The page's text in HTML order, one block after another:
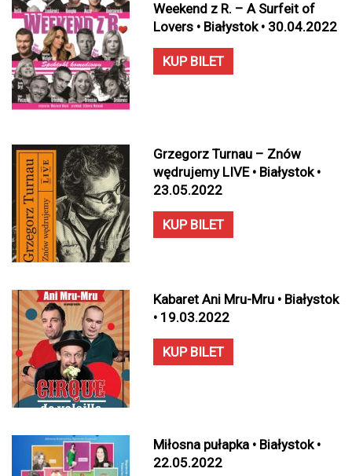
Weekend z R. – A Surfeit of
Lovers • Białystok • 30.04.2022
KUP BILET
Grzegorz Turnau – Znów
wędrujemy LIVE • Białystok •
23.05.2022
KUP BILET
Kabaret Ani Mru-Mru • Białystok
• 19.03.2022
KUP BILET
Miłosna pułapka • Białystok •
22.05.2022